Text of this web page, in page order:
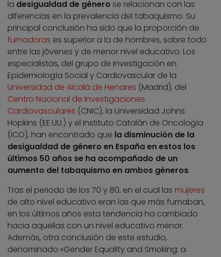
la desigualdad de género se relacionan con las
diferencias en la prevalencia del tabaquismo. Su
principal conclusión ha sido que la proporción de
fumadoras es superior a la de hombres, sobre todo
entre las jóvenes y de menor nivel educativo. Los
especialistas, del grupo de investigación en
Epidemiología Social y Cardiovascular de la
Universidad de Alcalá de Henares (Madrid), del
Centro Nacional de Investigaciones
Cardiovasculares (CNIC), la Universidad Johns
Hopkins (EE.UU.) y el Instituto Catalán de Oncología
(ICO), han encontrado que la disminución de la
desigualdad de género en España en estos los
últimos 50 años se ha acompañado de un
aumento del tabaquismo en ambos géneros.
Tras el periodo de los 70 y 80, en el cual las mujeres
de alto nivel educativo eran las que más fumaban,
en los últimos años esta tendencia ha cambiado
hacia aquellas con un nivel educativo menor.
Además, otra conclusión de este estudio,
denominado «Gender Equality and Smoking: a